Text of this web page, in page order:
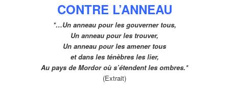
CONTRE L’ANNEAU
*…Un anneau pour les gouverner tous,
Un anneau pour les trouver,
Un anneau pour les amener tous
et dans les ténèbres les lier,
Au pays de Mordor où s’étendent les ombres.*
(Extrait)